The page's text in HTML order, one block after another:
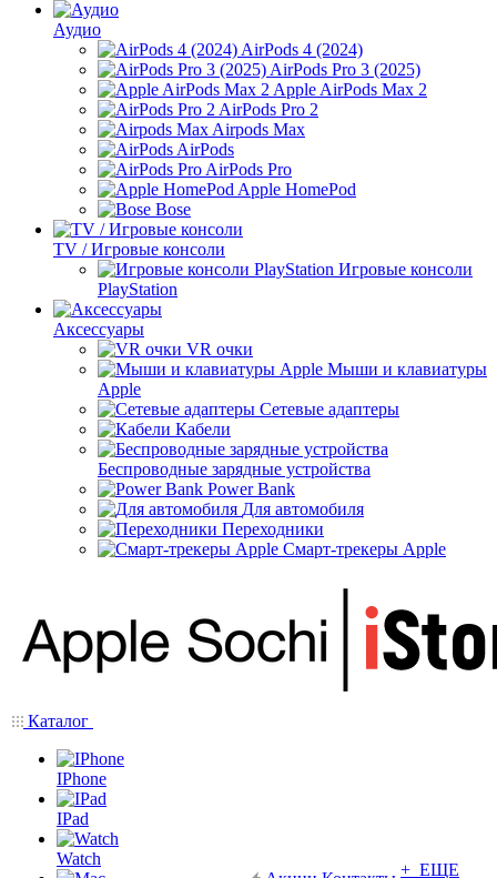
Аудио
AirPods 4 (2024)
AirPods Pro 3 (2025)
Apple AirPods Max 2
AirPods Pro 2
Airpods Max
AirPods
AirPods Pro
Apple HomePod
Bose
TV / Игровые консоли
Игровые консоли
PlayStation
Аксессуары
VR очки
Мыши и клавиатуры
Apple
Сетевые адаптеры
Кабели
Беспроводные зарядные устройства
Power Bank
Для автомобиля
Переходники
Смарт-трекеры Apple
Каталог
IPhone
IPad
Watch
+ ЕЩЕ